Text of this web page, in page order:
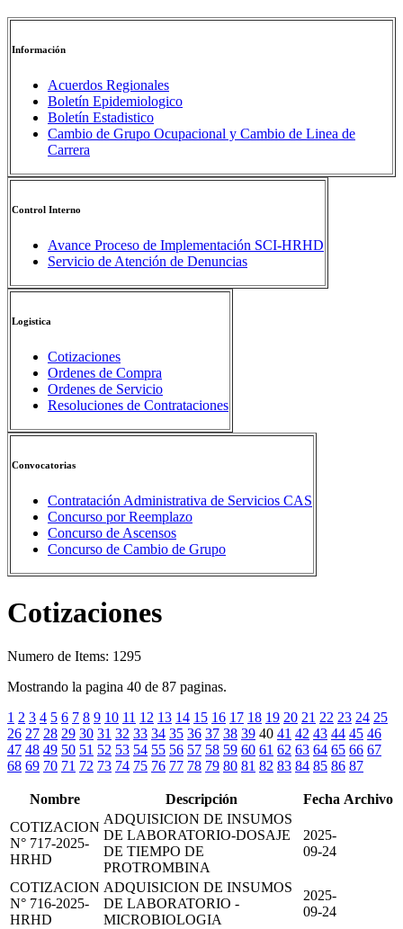
Información
Acuerdos Regionales
Boletín Epidemiologico
Boletín Estadistico
Cambio de Grupo Ocupacional y Cambio de Linea de
Carrera
Control Interno
Avance Proceso de Implementación SCI-HRHD
Servicio de Atención de Denuncias
Logistica
Cotizaciones
Ordenes de Compra
Ordenes de Servicio
Resoluciones de Contrataciones
Convocatorias
Contratación Administrativa de Servicios CAS
Concurso por Reemplazo
Concurso de Ascensos
Concurso de Cambio de Grupo
Cotizaciones
Numero de Items: 1295
Mostrando la pagina 40 de 87 paginas.
1 2 3 4 5 6 7 8 9 10 11 12 13 14 15 16 17 18 19 20 21 22 23 24 25
26 27 28 29 30 31 32 33 34 35 36 37 38 39 40 41 42 43 44 45 46
47 48 49 50 51 52 53 54 55 56 57 58 59 60 61 62 63 64 65 66 67
68 69 70 71 72 73 74 75 76 77 78 79 80 81 82 83 84 85 86 87
Nombre Descripción Fecha Archivo
COTIZACION
N° 717-2025-
HRHD
ADQUISICION DE INSUMOS
DE LABORATORIO-DOSAJE
DE TIEMPO DE
PROTROMBINA
2025-
09-24
COTIZACION
N° 716-2025-
HRHD
ADQUISICION DE INSUMOS
DE LABORATORIO -
MICROBIOLOGIA
2025-
09-24